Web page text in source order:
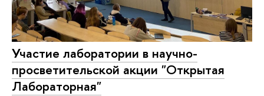
Участие лаборатории в научно-
просветительской акции "Открытая
Лабораторная"